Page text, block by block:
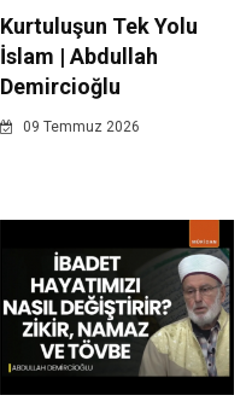
Kurtuluşun Tek Yolu
İslam | Abdullah
Demircioğlu
09 Temmuz 2026